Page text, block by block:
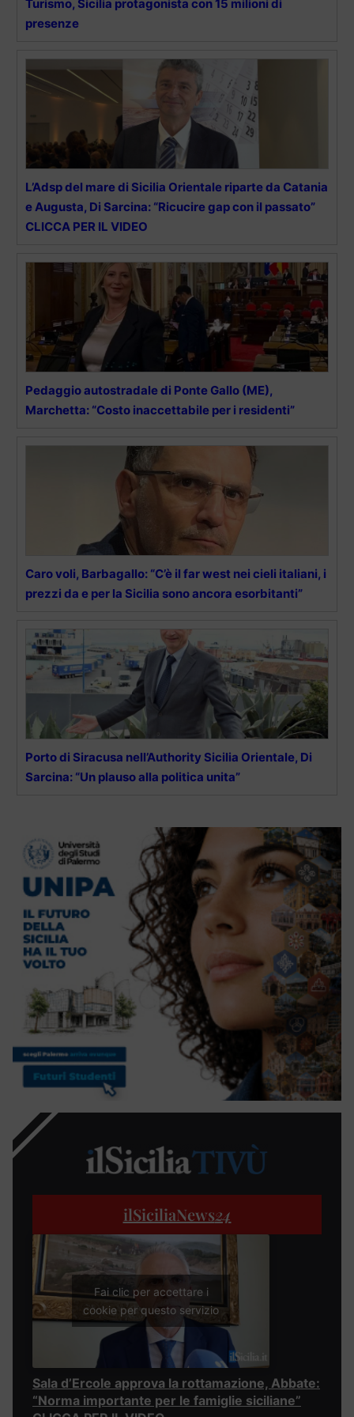
Turismo, Sicilia protagonista con 15 milioni di
presenze
L’Adsp del mare di Sicilia Orientale riparte da Catania
e Augusta, Di Sarcina: “Ricucire gap con il passato”
CLICCA PER IL VIDEO
Pedaggio autostradale di Ponte Gallo (ME),
Marchetta: “Costo inaccettabile per i residenti”
Caro voli, Barbagallo: “C’è il far west nei cieli italiani, i
prezzi da e per la Sicilia sono ancora esorbitanti”
Porto di Siracusa nell’Authority Sicilia Orientale, Di
Sarcina: “Un plauso alla politica unita”
ilSiciliaNews24
Fai clic per accettare i
cookie per questo servizio
Sala d’Ercole approva la rottamazione, Abbate:
“Norma importante per le famiglie siciliane”